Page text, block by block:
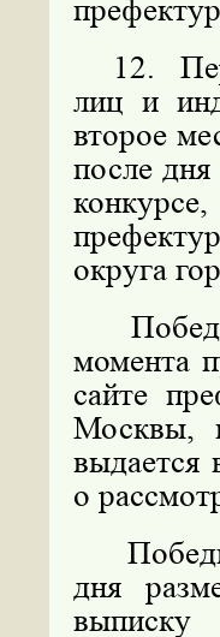
12.
лиц и
второе
после дня
округа
момента
сайте
Москвы,
выдается
о
дня